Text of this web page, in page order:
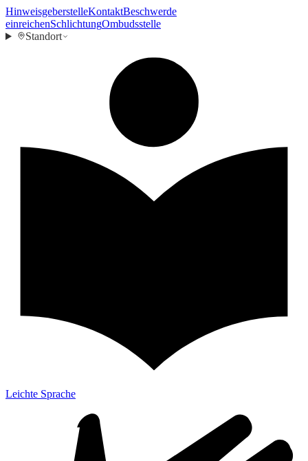
HinweisgeberstelleKontaktBeschwerde
einreichenSchlichtungOmbudsstelle
Standort
Leichte Sprache